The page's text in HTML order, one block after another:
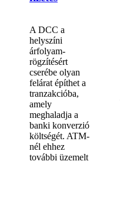
A DCC a
helyszíni
árfolyam-
rögzítésért
cserébe olyan
felárat építhet a
tranzakcióba,
amely
meghaladja a
banki konverzió
költségét. ATM-
nél ehhez
további üzemelt